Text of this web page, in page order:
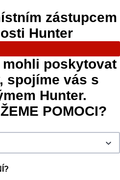
zástupcem
Hunter
poskytovat
spojíme vás s
Hunter.
POMOCI?